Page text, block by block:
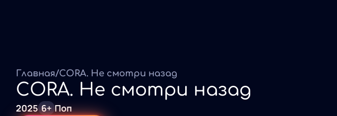
Главная/CORA. Не смотри назад
CORA. Не смотри назад
2025 6+ Поп